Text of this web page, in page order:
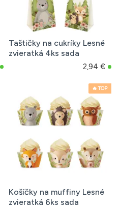
Taštičky na cukríky Lesné
zvieratká 4ks sada
2,94 €
🔥 TOP
Košíčky na muffiny Lesné
zvieratká 6ks sada